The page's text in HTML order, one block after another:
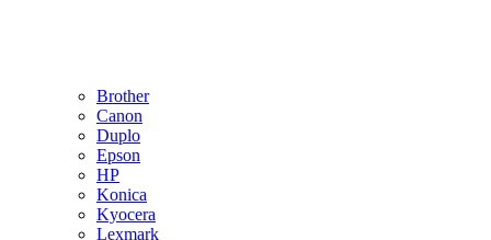
Brother
Canon
Duplo
Epson
HP
Konica
Kyocera
Lexmark